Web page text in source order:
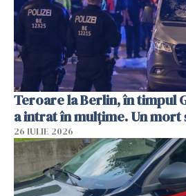
Teroare la Berlin, în timpul
a intrat în mulțime. Un mort
26 IULIE 2026